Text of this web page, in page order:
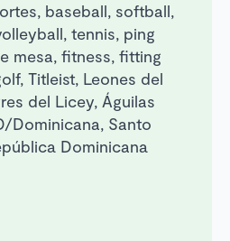
baseball, softball,
tennis, ping
mesa, fitness, fitting
Titleist, Leones del
del Licey, Águilas
Dominicana, Santo
Dominicana